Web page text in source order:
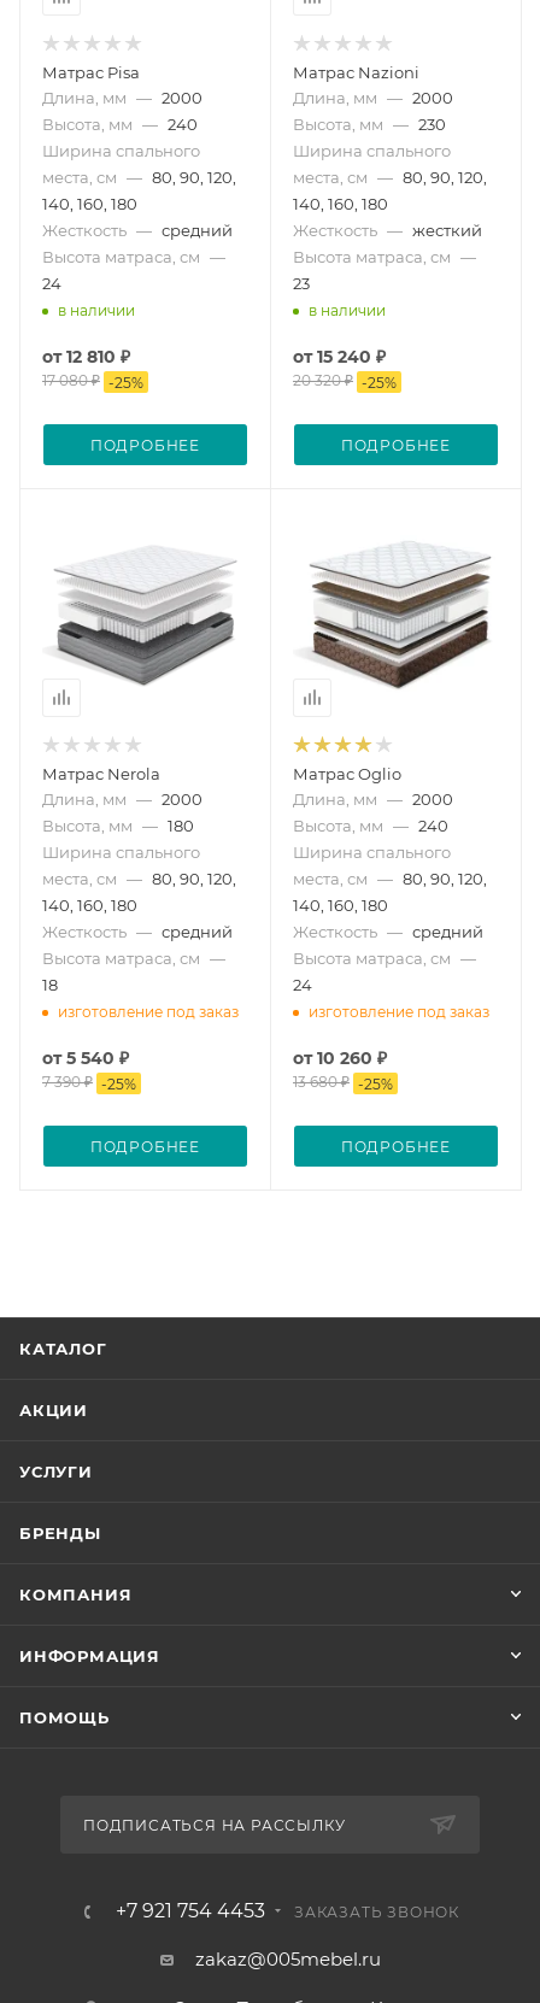
Матрас Pisa
Длина, мм — 2000
Высота, мм — 240
Ширина спального
места, см — 80, 90, 120,
140, 160, 180
Жесткость — средний
Высота матраса, см —
24
в наличии
от12 810 ₽
17 080 ₽ -25%
ПОДРОБНЕЕ
Матрас Nazioni
Длина, мм — 2000
Высота, мм — 230
Ширина спального
места, см — 80, 90, 120,
140, 160, 180
Жесткость — жесткий
Высота матраса, см —
23
в наличии
от15 240 ₽
20 320 ₽ -25%
ПОДРОБНЕЕ
Матрас Nerola
Длина, мм — 2000
Высота, мм — 180
Ширина спального
места, см — 80, 90, 120,
140, 160, 180
Жесткость — средний
Высота матраса, см —
18
изготовление под заказ
от5 540 ₽
7 390 ₽ -25%
ПОДРОБНЕЕ
Матрас Oglio
Длина, мм — 2000
Высота, мм — 240
Ширина спального
места, см — 80, 90, 120,
140, 160, 180
Жесткость — средний
Высота матраса, см —
24
изготовление под заказ
от10 260 ₽
13 680 ₽ -25%
ПОДРОБНЕЕ
КАТАЛОГ
АКЦИИ
УСЛУГИ
БРЕНДЫ
КОМПАНИЯ
ИНФОРМАЦИЯ
ПОМОЩЬ
ПОДПИСАТЬСЯ НА РАССЫЛКУ
+7 921 754 4453 ЗАКАЗАТЬ ЗВОНОК
zakaz@005mebel.ru